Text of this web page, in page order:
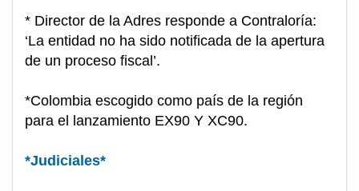
* Director de la Adres responde a Contraloría:
‘La entidad no ha sido notificada de la apertura
de un proceso fiscal’.
*Colombia escogido como país de la región
para el lanzamiento EX90 Y XC90.
*Judiciales*